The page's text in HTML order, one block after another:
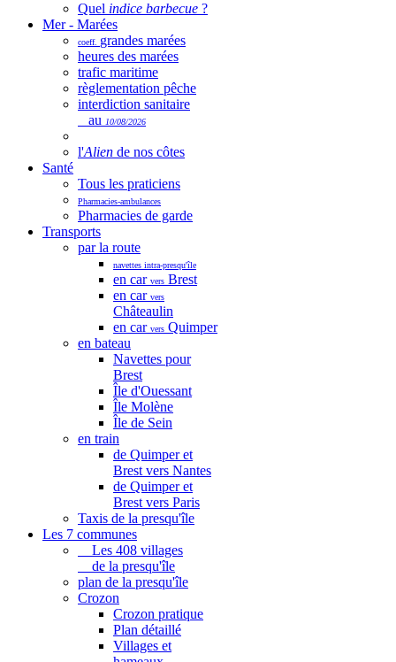
Quel indice barbecue ?
Mer - Marées
coeff. grandes marées
heures des marées
trafic maritime
règlementation pêche
interdiction sanitaire
au 10/08/2026
l'Alien de nos côtes
Santé
Tous les praticiens
Pharmacies-ambulances
Pharmacies de garde
Transports
par la route
navettes intra-presqu'île
en car vers Brest
en car vers
Châteaulin
en car vers Quimper
en bateau
Navettes pour
Brest
Île d'Ouessant
Île Molène
Île de Sein
en train
de Quimper et
Brest vers Nantes
de Quimper et
Brest vers Paris
Taxis de la presqu'île
Les 7 communes
Les 408 villages
de la presqu'île
plan de la presqu'île
Crozon
Crozon pratique
Plan détaillé
Villages et